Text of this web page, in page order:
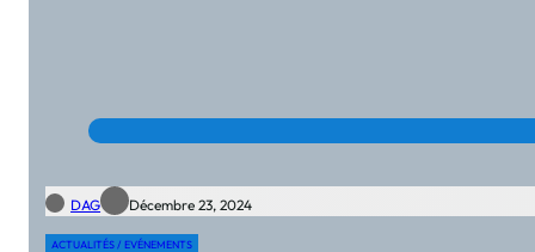
DAG Décembre 23, 2024
ACTUALITÉS / EVÉNEMENTS